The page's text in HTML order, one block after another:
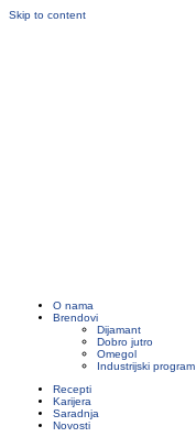
Skip to content
O nama
Brendovi
Dijamant
Dobro jutro
Omegol
Industrijski program
Recepti
Karijera
Saradnja
Novosti